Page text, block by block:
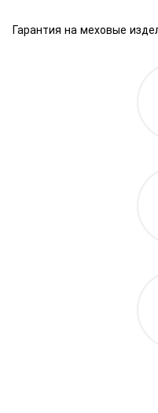
Гарантия на меховые